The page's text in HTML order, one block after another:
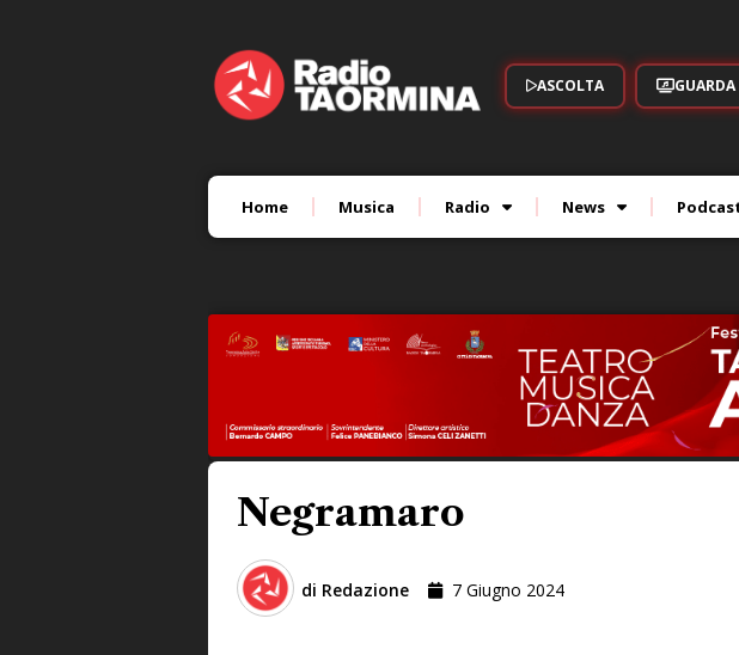
ASCOLTA GUARDA
Home Musica Radio News
Negramaro
di Redazione 7 Giugno 2024